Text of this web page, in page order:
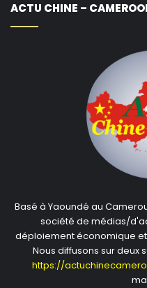
ACTU CHINE –
Basé à Yaoundé au
société de médias/
déploiement économique
Nous diffusons sur deux
https://